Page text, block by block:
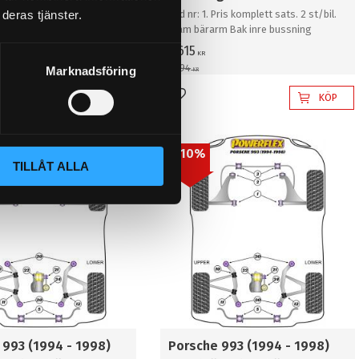
tjänster.
Marknadsföring
TILLÅT ALLA
komplett sats. 2 st/bil.
KÖP
Bild nr: 1. Pris komplett sats. 2 st/bil.
Fram bärarm Bak inre bussning
1 615 KR
1 794KR
Lägg till i favoriter KÖP
(1994 - 1998)
Porsche 993 (1994 - 1998)
10%